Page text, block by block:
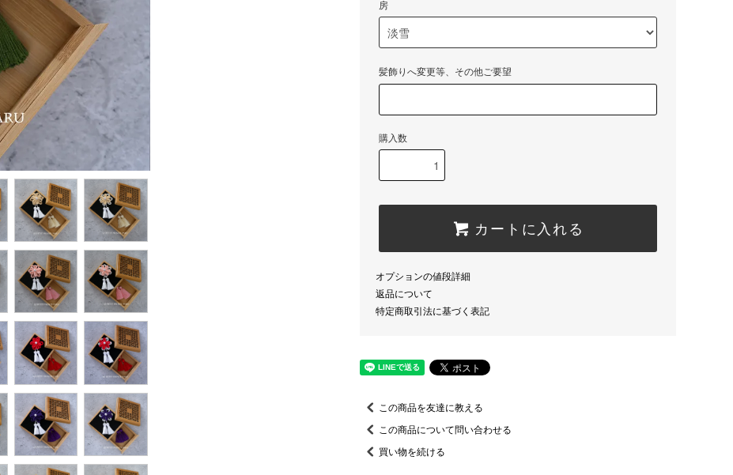
房
髪飾りへ変更等、その他ご要望
購入数
カートに入れる
オプションの値段詳細
返品について
特定商取引法に基づく表記
この商品を友達に教える
この商品について問い合わせる
買い物を続ける